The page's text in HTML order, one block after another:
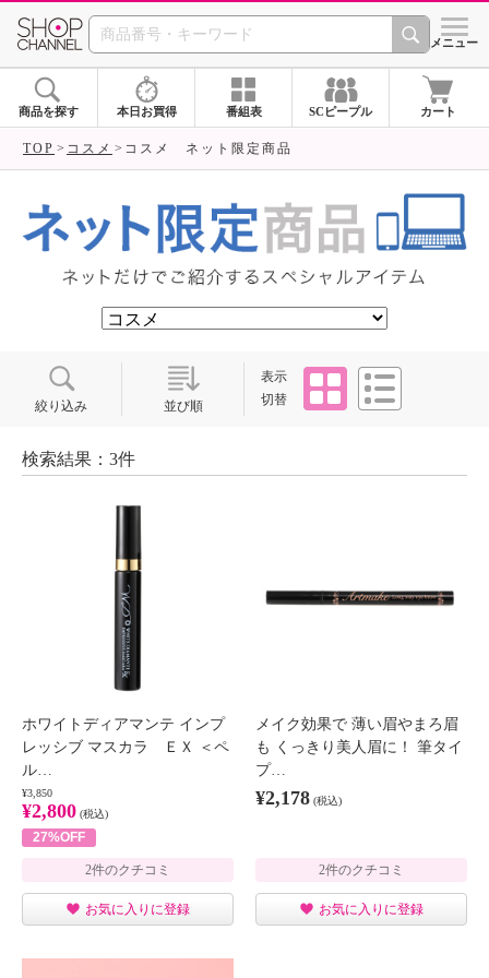
SHOP CHANNEL ショッ
メニュー
商品を探す 本日お買得 番組表 SCピープル カート
TOP コスメ コスメ ネット限定商品
絞り込み 並び順
表示
切替
タイル
検索結果：3件
ホワイトディアマンテ インプ
レッシブ マスカラ ＥＸ ＜ペ
ル…
¥3,850
¥2,800 (税込)
27%OFF
2件のクチコミ
お気に入りに登録
メイク効果で 薄い眉やまろ眉
も くっきり美人眉に！ 筆タイ
プ…
¥2,178 (税込)
2件のクチコミ
お気に入りに登録